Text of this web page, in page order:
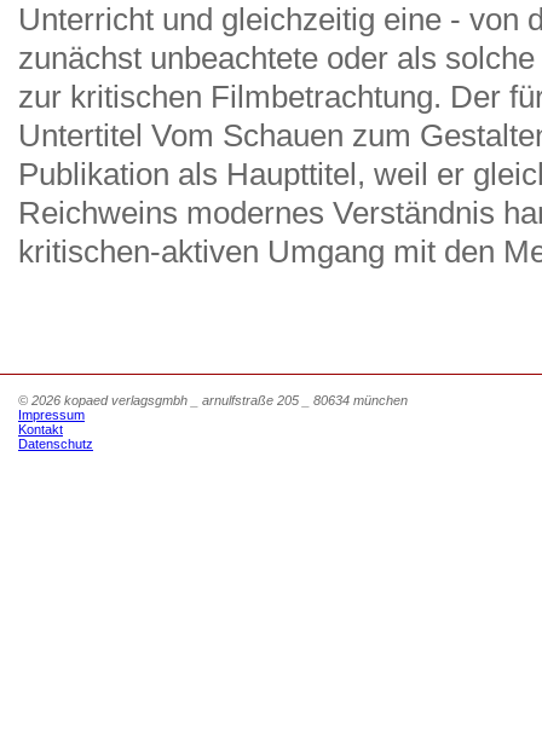
Unterricht und gleichzeitig eine - von
zunächst unbeachtete oder als
zur kritischen Filmbetrachtung. Der
Untertitel Vom Schauen zum
Publikation als Haupttitel, weil er
Reichweins modernes Verständnis
kritischen-aktiven Umgang mit den
© 2026 kopaed verlagsgmbh _ arnulfstraße 205 _ 80634 münchen
Impressum
Kontakt
Datenschutz